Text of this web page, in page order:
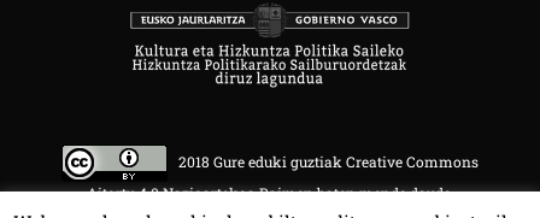
2018 Gure eduki guztiak Creative Commons
Aitortu 4.0 Nazioartekoa Baimen baten mende daude.